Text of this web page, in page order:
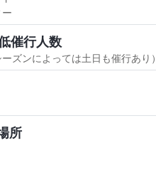
催行人数
ズンによっては土日も催行あ
所